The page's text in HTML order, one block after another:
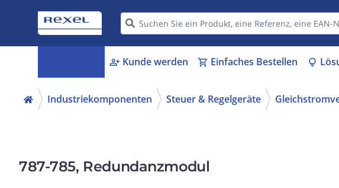
person_add Kunde werden shopping_cart Einfaches Bestellen lightbulb
Industriekomponenten Steuer & Regelgeräte
787-785, Redundanzmodul